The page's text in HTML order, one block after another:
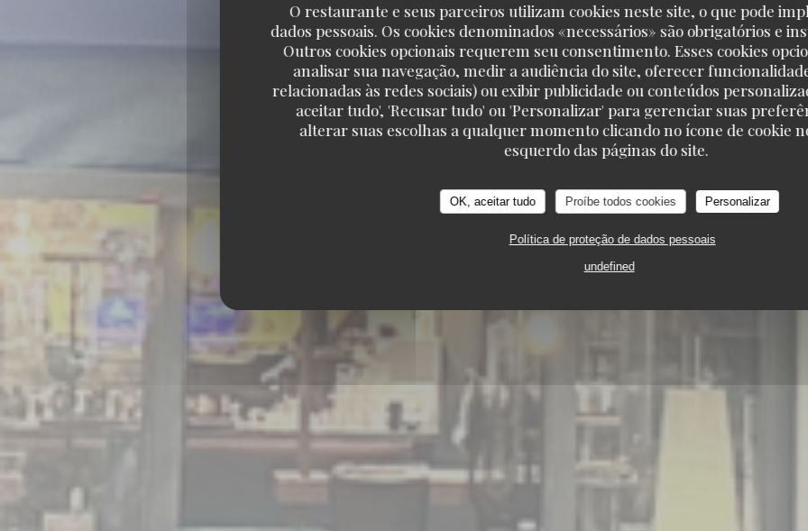
O restaurante e seus parceiros utilizam cookies neste site, o que pode
dados pessoais. Os cookies denominados «necessários» são obrigatórios e
Outros cookies opcionais requerem seu consentimento. Esses cookies
analisar sua navegação, medir a audiência do site, oferecer
relacionadas às redes sociais) ou exibir publicidade ou conteúdos
aceitar tudo', 'Recusar tudo' ou 'Personalizar' para gerenciar suas
alterar suas escolhas a qualquer momento clicando no ícone de cookie
esquerdo das páginas do site.
OK, aceitar tudo Proíbe todos cookies Personalizar
Política de proteção de dados pessoais
undefined